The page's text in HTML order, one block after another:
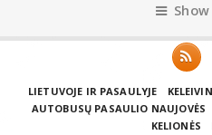
LIETUVOJE IR PASAULYJE
AUTOBUSŲ PASAULIO NAUJOVĖS
KELIONĖS